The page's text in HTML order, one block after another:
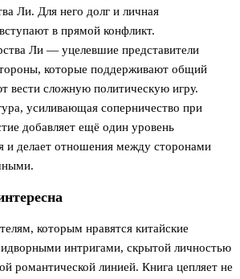
Ли. Для него долг и личная
в прямой конфликт.
Ли — уцелевшие представители
которые поддерживают общий
вести сложную политическую игру.
усиливающая соперничество при
добавляет ещё один уровень
и делает отношения между сторонами
которым нравятся китайские
интригами, скрытой личностью
романтической линией. Книга цепляет не